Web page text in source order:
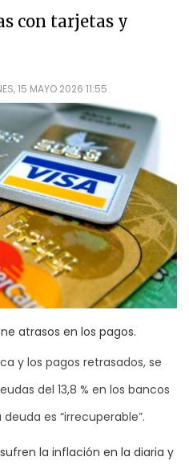
con tarjetas y
15 MAYO 2026 11:55
atrasos en los pagos.
y los pagos retrasados, se
del 13,8 % en los bancos
es “irrecuperable”.
la inflación en la diaria y